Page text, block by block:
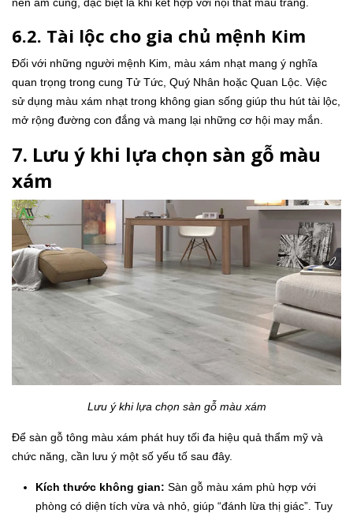
6.2. Tài lộc cho gia chủ mệnh Kim
Đối với những người mệnh Kim, màu xám nhạt mang ý nghĩa
quan trọng trong cung Tử Tức, Quý Nhân hoặc Quan Lộc. Việc
sử dụng màu xám nhạt trong không gian sống giúp thu hút tài lộc,
mở rộng đường con đắng và mang lại những cơ hội may mắn.
7. Lưu ý khi lựa chọn sàn gỗ màu
xám
Lưu ý khi lựa chọn sàn gỗ màu xám
Để sàn gỗ tông màu xám phát huy tối đa hiệu quả thẩm mỹ và
chức năng, cần lưu ý một số yếu tố sau đây.
Kích thước không gian: Sàn gỗ màu xám phù hợp với
phòng có diện tích vừa và nhỏ, giúp “đánh lừa thị giác”. Tuy